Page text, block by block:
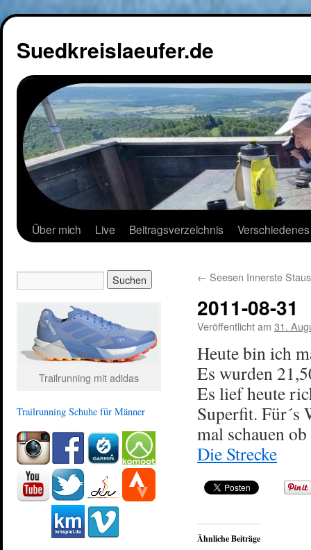
Suedkreislaeufer.de
Über mich Live Beitragsverzeichnis Verschiedenes
← Seesen Innerste
2011-08-31
Veröffentlicht am 31.
Heute bin ich
Es wurden
Es lief heute
Superfit. Für´s
mal schauen
Die Strecke
Ähnliche Beiträge
Trailrunning mit adidas
Trailrunning Schuhe für Männer